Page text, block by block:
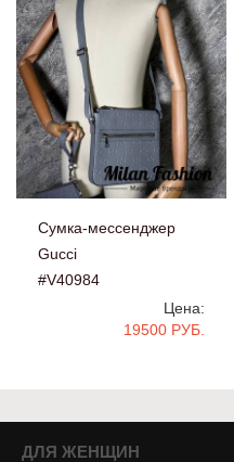
Сумка-мессенджер
Gucci
#V40984
Цена:
19500 РУБ.
ДЛЯ ЖЕНЩИН